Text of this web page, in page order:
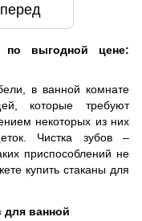
по выгодной цене:
в ванной комнате
которые требуют
некоторых из них
Чистка зубов –
приспособлений не
купить стаканы для
для ванной